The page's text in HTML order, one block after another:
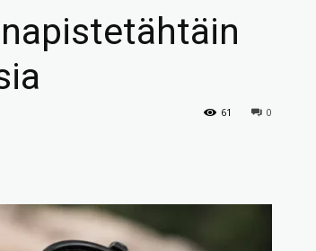
0
61